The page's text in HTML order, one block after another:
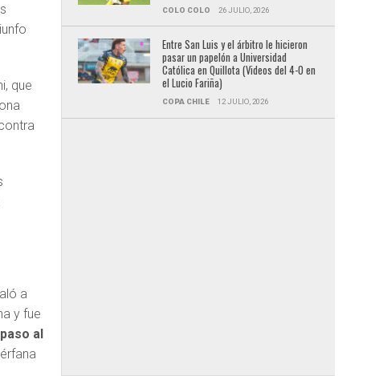
que
a
y fue
al
COLO COLO 26 JULIO, 2026
Entre San Luis y el árbitro le hicieron
pasar un papelón a Universidad
Católica en Quillota (Videos del 4-0 en
el Lucio Fariña)
COPA CHILE 12 JULIO, 2026